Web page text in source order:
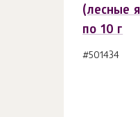
(лесные
по 10 г
#501434